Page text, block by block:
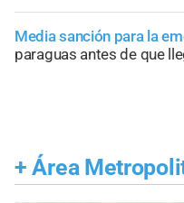
Media sanción para la
paraguas antes de que
+ Área